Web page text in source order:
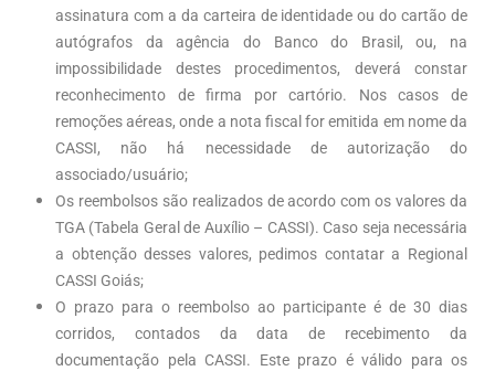
assinatura com a da carteira de identidade ou do cartão de
autógrafos da agência do Banco do Brasil, ou, na
impossibilidade destes procedimentos, deverá constar
reconhecimento de firma por cartório. Nos casos de
remoções aéreas, onde a nota fiscal for emitida em nome da
CASSI, não há necessidade de autorização do
associado/usuário;
Os reembolsos são realizados de acordo com os valores da
TGA (Tabela Geral de Auxílio – CASSI). Caso seja necessária
a obtenção desses valores, pedimos contatar a Regional
CASSI Goiás;
O prazo para o reembolso ao participante é de 30 dias
corridos, contados da data de recebimento da
documentação pela CASSI. Este prazo é válido para os